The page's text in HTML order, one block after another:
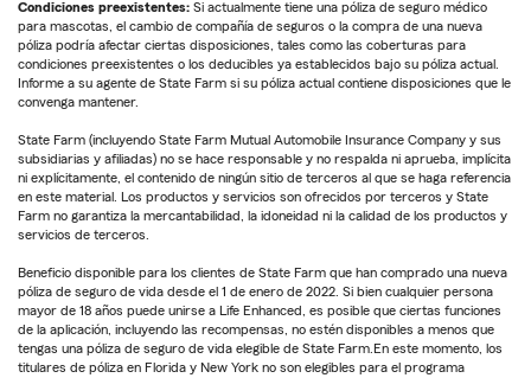
Condiciones preexistentes: Si actualmente tiene una póliza de seguro médico
para mascotas, el cambio de compañía de seguros o la compra de una nueva
póliza podría afectar ciertas disposiciones, tales como las coberturas para
condiciones preexistentes o los deducibles ya establecidos bajo su póliza actual.
Informe a su agente de State Farm si su póliza actual contiene disposiciones que le
convenga mantener.
State Farm (incluyendo State Farm Mutual Automobile Insurance Company y sus
subsidiarias y afiliadas) no se hace responsable y no respalda ni aprueba, implícita
ni explícitamente, el contenido de ningún sitio de terceros al que se haga referencia
en este material. Los productos y servicios son ofrecidos por terceros y State
Farm no garantiza la mercantabilidad, la idoneidad ni la calidad de los productos y
servicios de terceros.
Beneficio disponible para los clientes de State Farm que han comprado una nueva
póliza de seguro de vida desde el 1 de enero de 2022. Si bien cualquier persona
mayor de 18 años puede unirse a Life Enhanced, es posible que ciertas funciones
de la aplicación, incluyendo las recompensas, no estén disponibles a menos que
tengas una póliza de seguro de vida elegible de State Farm.En este momento, los
titulares de póliza en Florida y New York no son elegibles para el programa